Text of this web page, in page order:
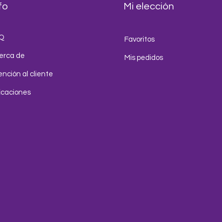
de
al cliente
Mi elección
Favoritos
Mis pedidos